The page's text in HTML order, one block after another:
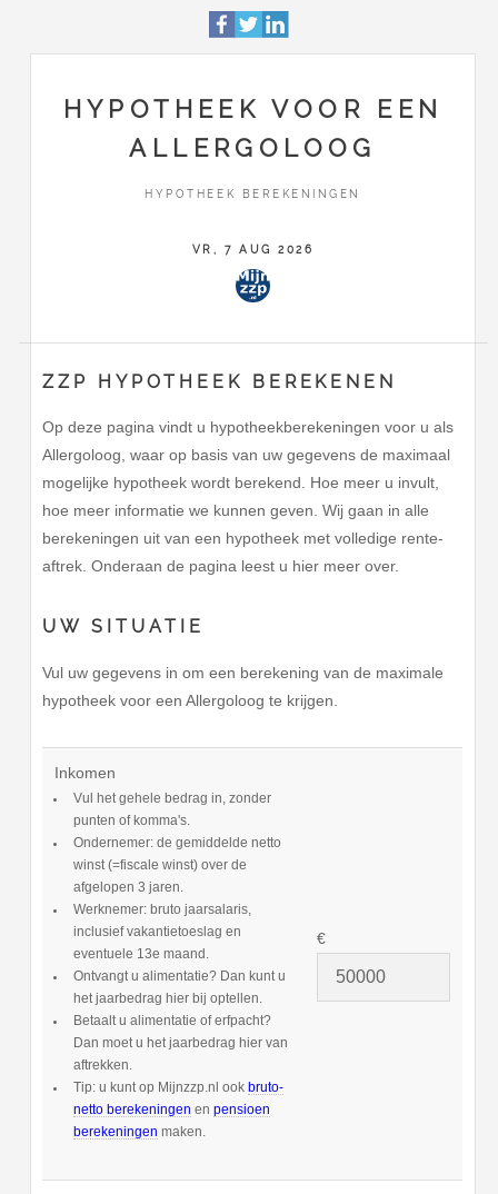
Boekhoudsoftware
Boekhouding
Boekhoudkundige
HYPOTHEEK VOOR EEN
ALLERGOLOOG
HYPOTHEEK BEREKENINGEN
VR, 7 AUG 2026
ZZP HYPOTHEEK BEREKENEN
Op deze pagina vindt u hypotheekberekeningen voor u als
Allergoloog, waar op basis van uw gegevens de maximaal
mogelijke hypotheek wordt berekend. Hoe meer u invult,
hoe meer informatie we kunnen geven. Wij gaan in alle
berekeningen uit van een hypotheek met volledige rente-
aftrek. Onderaan de pagina leest u hier meer over.
UW SITUATIE
Vul uw gegevens in om een berekening van de maximale
hypotheek voor een Allergoloog te krijgen.
Inkomen
Vul het gehele bedrag in, zonder
punten of komma's.
Ondernemer: de gemiddelde netto
winst (=fiscale winst) over de
afgelopen 3 jaren.
Werknemer: bruto jaarsalaris,
inclusief vakantietoeslag en
eventuele 13e maand.
Ontvangt u alimentatie? Dan kunt u
het jaarbedrag hier bij optellen.
Betaalt u alimentatie of erfpacht?
Dan moet u het jaarbedrag hier van
aftrekken.
Tip: u kunt op Mijnzzp.nl ook bruto-
netto berekeningen enpensioen
berekeningen maken.
€